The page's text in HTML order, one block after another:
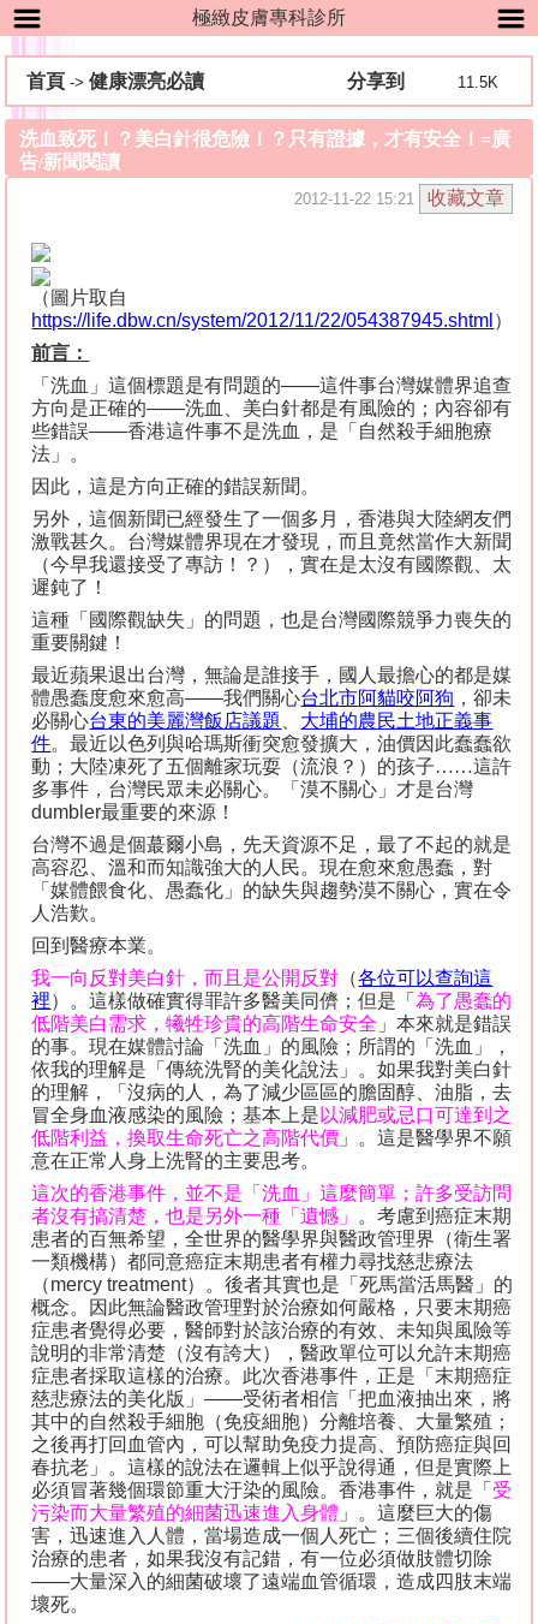
極緻皮膚專科診所
首頁 ->健康漂亮必讀 分享到 11.5K
洗血致死！？美白針很危險！？只有證據，才有安全！=廣
告/新聞閱讀
2012-11-22 15:21
（圖片取自
https://life.dbw.cn/system/2012/11/22/054387945.shtml ）
前言：
「洗血」這個標題是有問題的——這件事台灣媒體界追查
方向是正確的——洗血、美白針都是有風險的；內容卻有
些錯誤——香港這件事不是洗血，是「自然殺手細胞療
法」。
因此，這是方向正確的錯誤新聞。
另外，這個新聞已經發生了一個多月，香港與大陸網友們
激戰甚久。台灣媒體界現在才發現，而且竟然當作大新聞
（今早我還接受了專訪！？），實在是太沒有國際觀、太
遲鈍了！
這種「國際觀缺失」的問題，也是台灣國際競爭力喪失的
重要關鍵！
最近蘋果退出台灣，無論是誰接手，國人最擔心的都是媒
體愚蠢度愈來愈高——我們關心台北市阿貓咬阿狗 ，卻未
必關心台東的美麗灣飯店議題
大埔的農民土地正義事
件。最近以色列與哈瑪斯衝突愈發擴大，油價因此蠢蠢欲
動；大陸凍死了五個離家玩耍（流浪？）的孩子……這許
多事件，台灣民眾未必關心。「漠不關心」才是台灣
dumbler最重要的來源！
台灣不過是個蕞爾小島，先天資源不足，最了不起的就是
高容忍、溫和而知識強大的人民。現在愈來愈愚蠢，對
「媒體餵食化、愚蠢化」的缺失與趨勢漠不關心，實在令
人浩歎。
回到醫療本業。
我一向反對美白針，而且是公開反對 （各位可以查詢這
裡）。這樣做確實得罪許多醫美同儕；但是「為了愚蠢的
低階美白需求，犧牲珍貴的高階生命安全 」本來就是錯誤
的事。現在媒體討論「洗血」的風險；所謂的「洗血」，
依我的理解是「傳統洗腎的美化說法」。如果我對美白針
的理解，「沒病的人，為了減少區區的膽固醇、油脂，去
冒全身血液感染的風險；基本上是 以減肥或忌口可達到之
低階利益，換取生命死亡之高階代價 」。這是醫學界不願
意在正常人身上洗腎的主要思考。
這次的香港事件，並不是「洗血」這麼簡單；許多受訪問
者沒有搞清楚，也是另外一種「遺憾」 。考慮到癌症末期
患者的百無希望，全世界的醫學界與醫政管理界（衛生署
一類機構）都同意癌症末期患者有權力尋找慈悲療法
（mercy treatment）。後者其實也是「死馬當活馬醫」的
概念。因此無論醫政管理對於治療如何嚴格，只要末期癌
症患者覺得必要，醫師對於該治療的有效、未知與風險等
說明的非常清楚（沒有誇大），醫政單位可以允許末期癌
症患者採取這樣的治療。此次香港事件，正是「末期癌症
慈悲療法的美化版」——受術者相信「把血液抽出來，將
其中的自然殺手細胞（免疫細胞）分離培養、大量繁殖；
之後再打回血管內，可以幫助免疫力提高、預防癌症與回
春抗老」。這樣的說法在邏輯上似乎說得通，但是實際上
必須冒著幾個環節重大汙染的風險。香港事件，就是「 受
污染而大量繁殖的細菌迅速進入身體 」。這麼巨大的傷
害，迅速進入人體，當場造成一個人死亡；三個後續住院
治療的患者，如果我沒有記錯，有一位必須做肢體切除
——大量深入的細菌破壞了遠端血管循環，造成四肢末端
壞死。